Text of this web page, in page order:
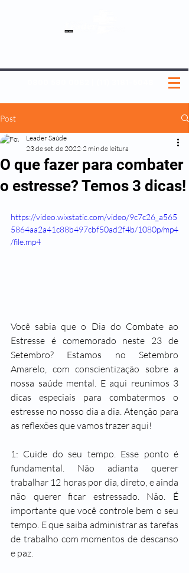
Post
O que fazer para combater
o estresse? Temos 3 dicas!
Leader Saúde
23 de set. de 2022 2 min de leitura
https://video.wixstatic.com/video/9c7c26_a565
5864aa2a41c88b497cbf50ad2f4b/1080p/mp4
/file.mp4
Você sabia que o Dia do Combate ao
Estresse é comemorado neste 23 de
Setembro? Estamos no Setembro
Amarelo, com conscientização sobre a
nossa saúde mental. E aqui reunimos 3
dicas especiais para combatermos o
estresse no nosso dia a dia. Atenção para
as reflexões que vamos trazer aqui!
1: Cuide do seu tempo. Esse ponto é
fundamental. Não adianta querer
trabalhar 12 horas por dia, direto, e ainda
não querer ficar estressado. Não. É
importante que você controle bem o seu
tempo. E que saiba administrar as tarefas
de trabalho com momentos de descanso
e paz.